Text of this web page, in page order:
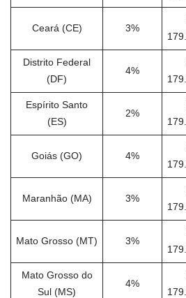
Ceará (CE) 3%
Distrito Federal
(DF)
4%
Espírito Santo
(ES)
2%
Goiás (GO) 4%
Maranhão (MA) 3%
Mato Grosso (MT) 3%
Mato Grosso do
Sul (MS)
4%